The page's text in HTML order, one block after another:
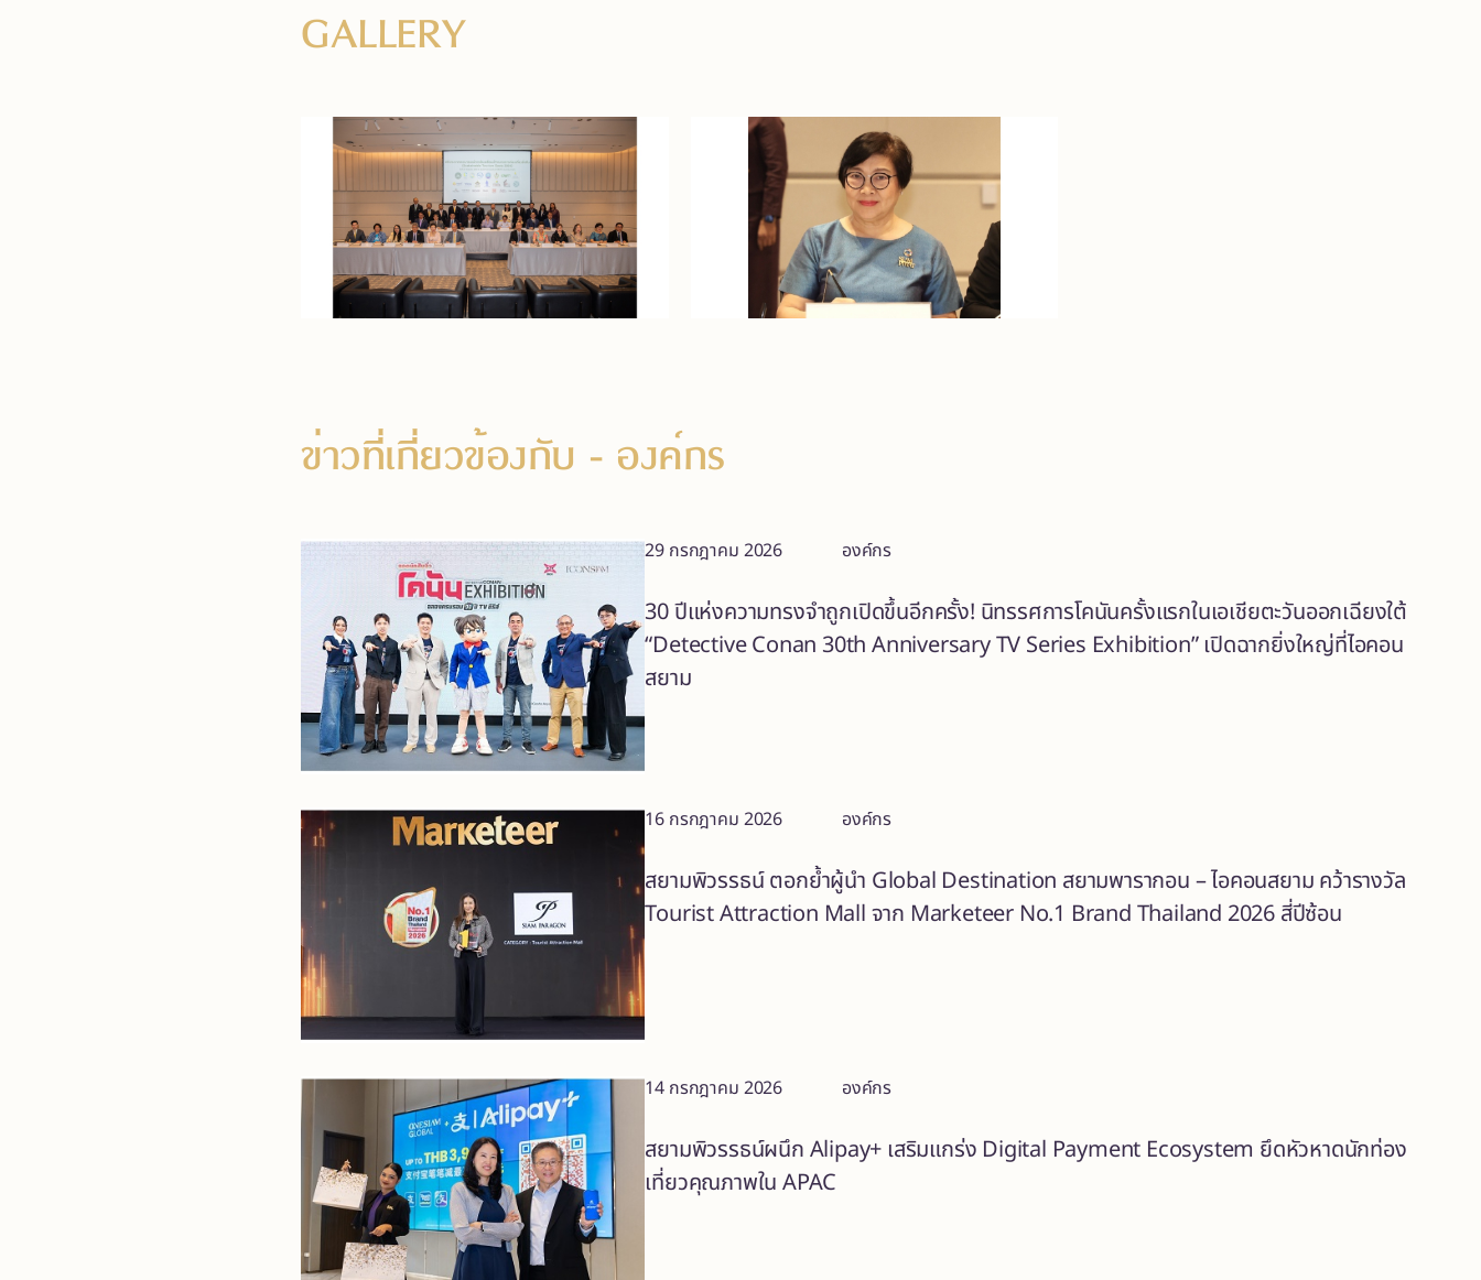
GALLERY
ข่าวที่เกี่ยวข้องกับ - องค์กร
29 กรกฎาคม 2026 องค์กร
30 ปีแห่งความทรงจำถูกเปิดขึ้นอีกครั้ง! นิทรรศการโคนันครั้งแรกในเอเชียตะวันออกเฉียงใต้
“Detective Conan 30th Anniversary TV Series Exhibition” เปิดฉากยิ่งใหญ่ที่ไอคอน
สยาม
16 กรกฎาคม 2026 องค์กร
สยามพิวรรธน์ ตอกย้ำผู้นำ Global Destination สยามพารากอน – ไอคอนสยาม คว้ารางวัล
Tourist Attraction Mall จาก Marketeer No.1 Brand Thailand 2026 สี่ปีซ้อน
14 กรกฎาคม 2026 องค์กร
สยามพิวรรธน์ผนึก Alipay+ เสริมแกร่ง Digital Payment Ecosystem ยึดหัวหาดนักท่อง
เที่ยวคุณภาพใน APAC